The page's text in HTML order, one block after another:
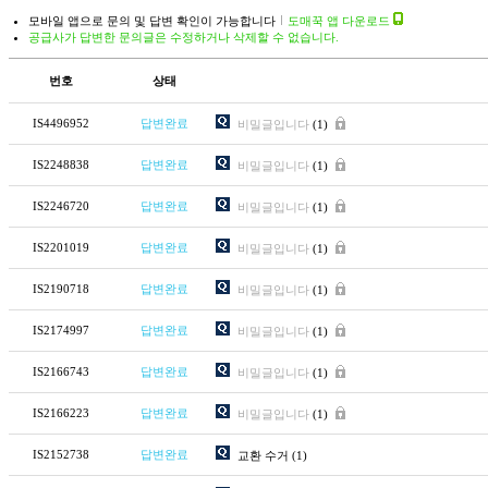
모바일 앱으로 문의 및 답변 확인이 가능합니다
도매꾹 앱 다운로드
공급사가 답변한 문의글은 수정하거나 삭제할 수 없습니다.
번호 상태
IS4496952 답변완료 비밀글입니다 (1)
IS2248838 답변완료 비밀글입니다 (1)
IS2246720 답변완료 비밀글입니다 (1)
IS2201019 답변완료 비밀글입니다 (1)
IS2190718 답변완료 비밀글입니다 (1)
IS2174997 답변완료 비밀글입니다 (1)
IS2166743 답변완료 비밀글입니다 (1)
IS2166223 답변완료 비밀글입니다 (1)
IS2152738 답변완료 교환 수거 (1)